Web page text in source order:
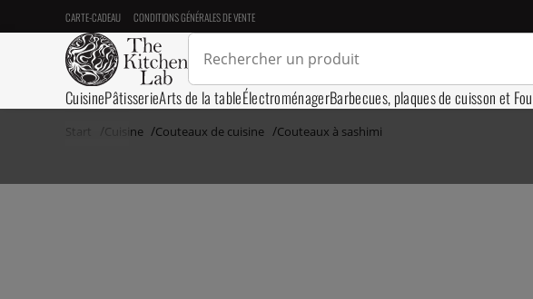
CARTE-CADEAU CONDITIONS GÉNÉRALES DE VENTE
CuisinePâtisserieArts de la tableÉlectroménagerBarbecues, plaques de cuisson et
Start Cuisine Couteaux de cuisine Couteaux à sashimi